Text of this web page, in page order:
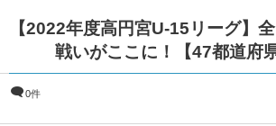
【2022年度高円宮U-15リーグ】
戦いがここに！【47都道府
0件